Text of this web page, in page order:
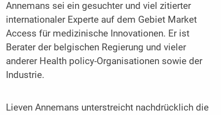
Annemans sei ein gesuchter und viel zitierter
internationaler Experte auf dem Gebiet Market
Access für medizinische Innovationen. Er ist
Berater der belgischen Regierung und vieler
anderer Health policy-Organisationen sowie der
Industrie.
Lieven Annemans unterstreicht nachdrücklich die